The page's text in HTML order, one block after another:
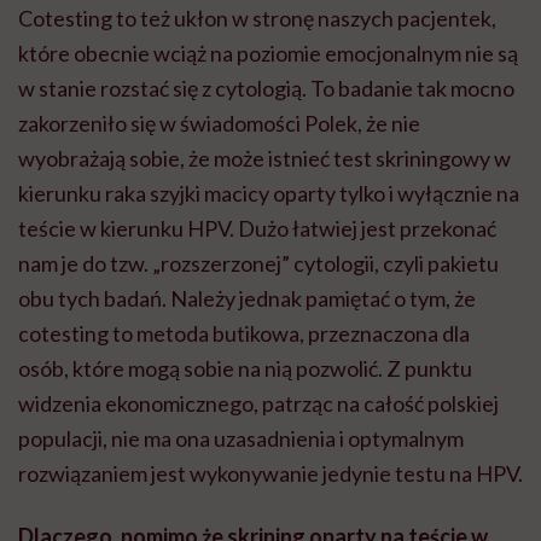
Cotesting to też ukłon w stronę naszych pacjentek,
które obecnie wciąż na poziomie emocjonalnym nie są
w stanie rozstać się z cytologią. To badanie tak mocno
zakorzeniło się w świadomości Polek, że nie
wyobrażają sobie, że może istnieć test skriningowy w
kierunku raka szyjki macicy oparty tylko i wyłącznie na
teście w kierunku HPV. Dużo łatwiej jest przekonać
nam je do tzw. „rozszerzonej” cytologii, czyli pakietu
obu tych badań. Należy jednak pamiętać o tym, że
cotesting to metoda butikowa, przeznaczona dla
osób, które mogą sobie na nią pozwolić. Z punktu
widzenia ekonomicznego, patrząc na całość polskiej
populacji, nie ma ona uzasadnienia i optymalnym
rozwiązaniem jest wykonywanie jedynie testu na HPV.